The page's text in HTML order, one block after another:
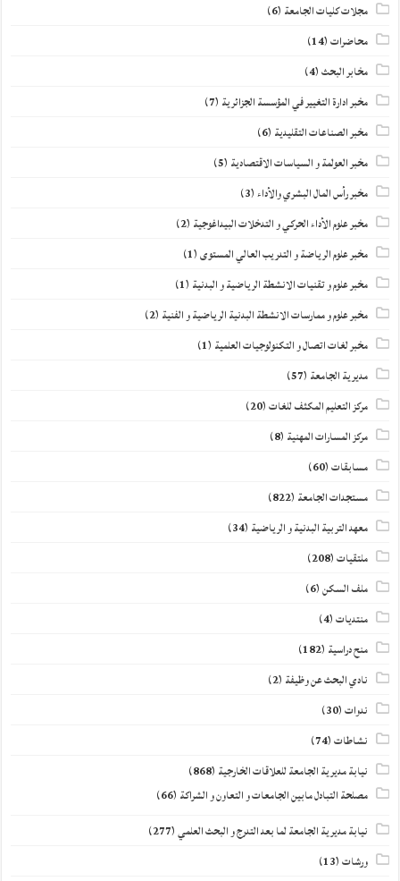
مجلات كليات الجامعة (6)
محاضرات(14)
مخابر البحث(4)
مخبر ادارة التغيير في المؤسسة الجزائرية (7)
مخبر الصناعات التقليدية (6)
مخبر العولمة و السياسات الاقتصادية (5)
مخبر رأس المال البشري والأداء(3)
مخبر علوم الأداء الحركي و التدخلات البيداغوجية (2)
مخبر علوم الرياضة و التدريب العالي المستوى(1)
مخبر علوم و تقنيات الانشطة الرياضية و البدنية (1)
مخبر علوم و ممارسات الانشطة البدنية الرياضية و الفنية (2)
مخبر لغات اتصال و التكنولوجيات العلمية (1)
مديرية الجامعة (57)
مركز التعليم المكثف للغات(20)
مركز المسارات المهنية (8)
مسابقات(60)
مستجدات الجامعة (822)
معهد التربية البدنية و الرياضية (34)
ملتقيات(208)
ملف السكن(6)
منتديات(4)
منح دراسية (182)
نادي البحث عن وظيفة (2)
ندوات(30)
نشاطات(74)
نيابة مديرية الجامعة للعلاقات الخارجية (868)
مصلحة التبادل مابين الجامعات و التعاون و الشراكة (66)
نيابة مديرية الجامعة لما بعد التدرج و البحث العلمي(277)
ورشات(13)